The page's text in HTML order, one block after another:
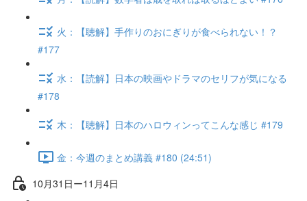
火：【聴解】手作りのおにぎりが食べられない！？
#177
水：【読解】日本の映画やドラマのセリフが気になる
#178
木：【聴解】日本のハロウィンってこんな感じ #179
金：今週のまとめ講義 #180 (24:51)
10月31日ー11月4日